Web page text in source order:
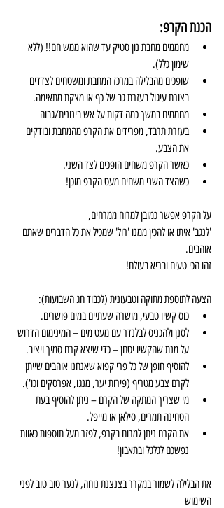
הכנת הקרפ:
מחממים מחבת נון סטיק עד שהוא ממש חם!! (ללא
שימון כלל).
שופכים מהבלילה במרכז המחבת ומשטחים לצדדים
בצורת עיגול בעזרת גב של כף או מצקת מתאימה.
מחממים במשך כמה דקות על אש בינונית/גבוה
בעזרת תרבד, מפרידים את הקרפ מהמחבת ובודקים
את הצבע.
כאשר הקרפ משחים הופכים לצד השני.
כשהצד השני משחים מעט הקרפ מוכן!
על הקרפ אפשר כמובן למרוח ממרחים,
'לנגב' איתו או להכין ממנו 'רול' שמכיל את כל הדברים שאתם
אוהבים.
זהו הכי טעים ובריא בעולם!
הצעה לתוספת מתוקה וטבעונית (לכבוד חג השבועות):
כוס קשיו טבעי, מושרה שעתיים במים פושרים.
לסנן ולהכניס לבלנדר עם מעט מים – המינימום הדרוש
על מנת שהקשיו יטחן – כדי שיצא קרם סמיך ויציב.
להוסיף חופן של כל פרי קפוא שאנחנו אוהבים שייתן
לקרם צבע מטריף (פירות יער, מנגו, אפרסקים וכו').
מי שצריך המתקה של הקרם – ניתן להוסיף בעת
הטחינה תמרים, סילאן או מייפל.
את הקרם ניתן למרוח בקרפ, לפזר מעל תוספות כאוות
נפשכם לגלגל ובתאבון!
את הבלילה לשמור במקרר בצנצנת נוחה, לנער טוב טוב לפני
השימוש